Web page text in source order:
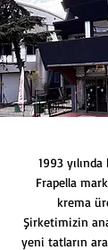
1993
Frapella
krema
Şirketimizin
yeni tatların